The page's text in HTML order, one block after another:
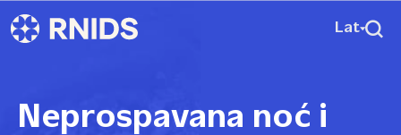
Lat
Neprospavana noć i